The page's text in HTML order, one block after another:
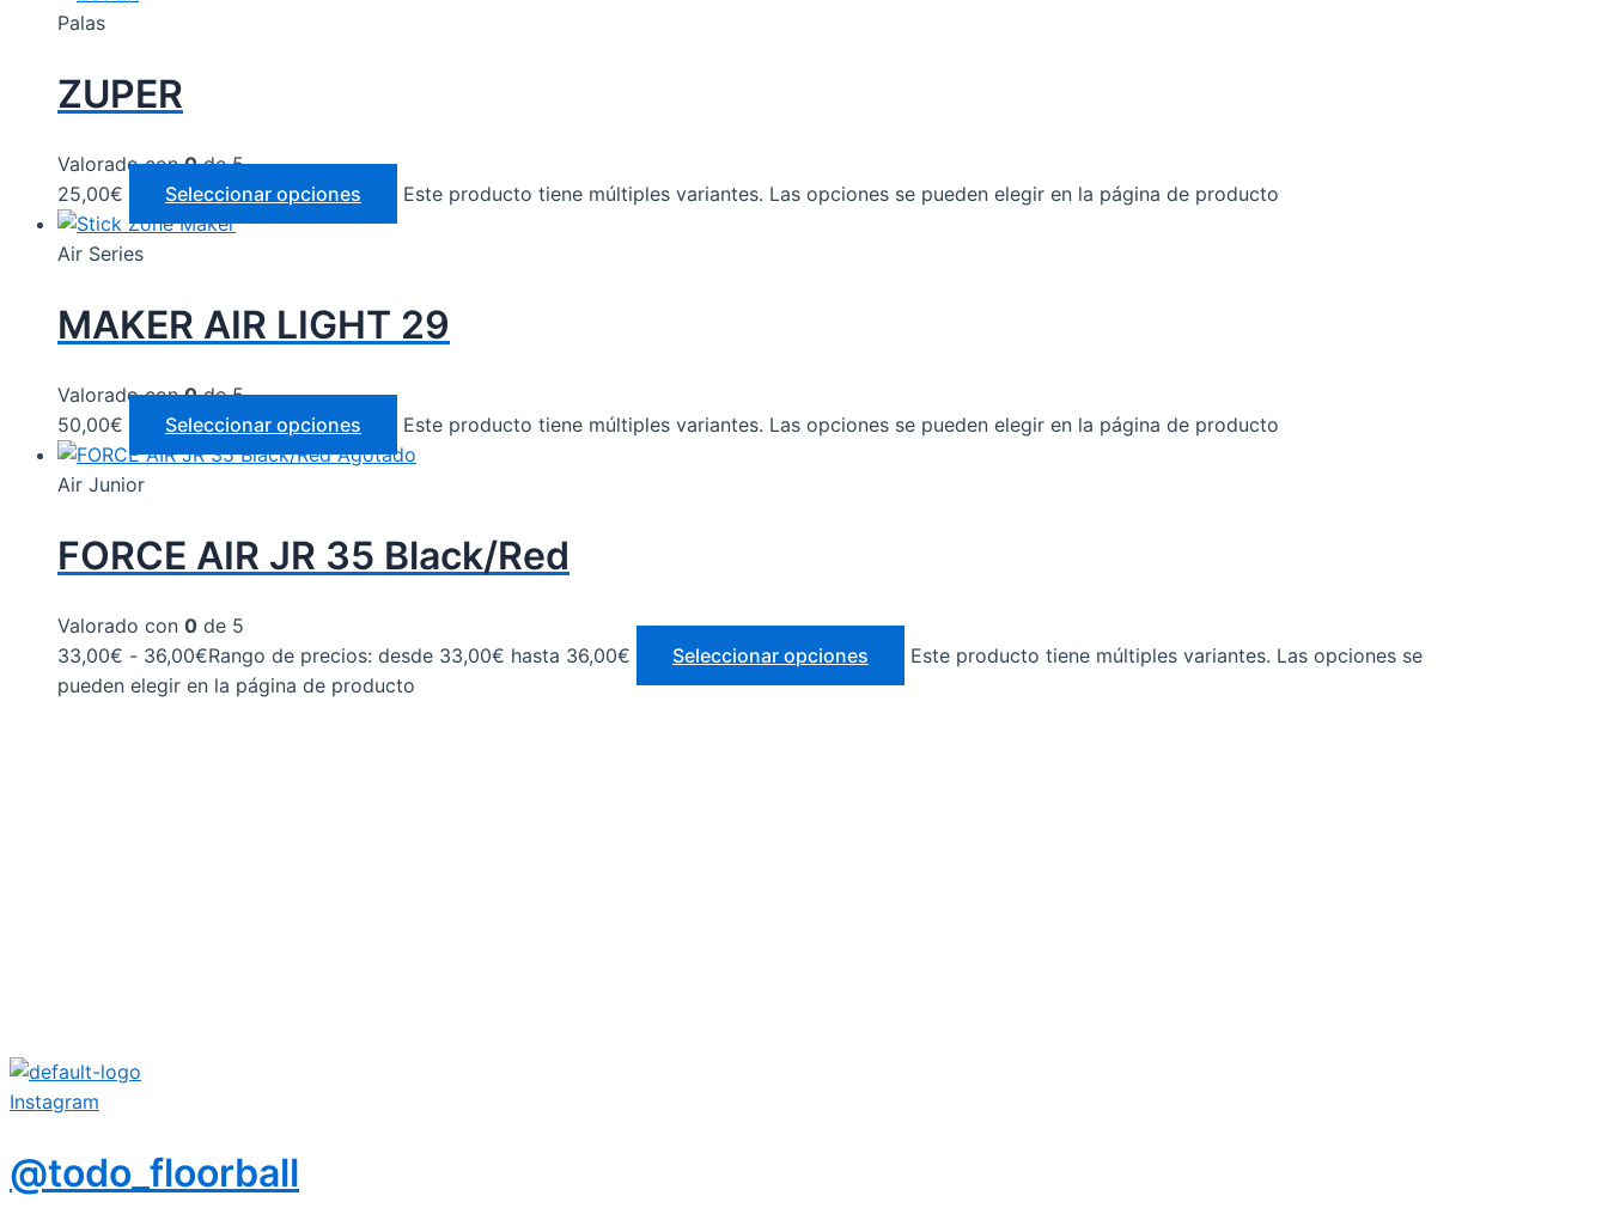
Palas
ZUPER
Valorado con0de 5
25,00€ Seleccionar opciones Este producto tiene múltiples variantes. Las opciones se pueden elegir en la página de producto
Air Series
MAKER AIR LIGHT 29
Valorado con0de 5
50,00€ Seleccionar opciones
Este producto tiene múltiples variantes. Las opciones se pueden elegir en la página de producto
Agotado
Air Junior
FORCE AIR JR 35 Black/Red
Valorado con 0 de 5
33,00€ - 36,00€Rango de precios: desde 33,00€ hasta 36,00€ Seleccionar opciones
Este producto tiene múltiples variantes. Las opciones se
pueden elegir en la página de producto
Instagram
@todo_floorball